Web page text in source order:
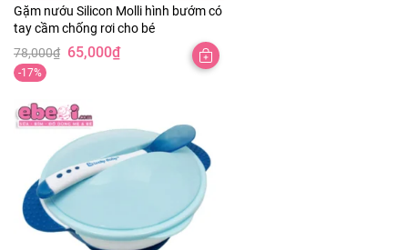
Gặm nướu Silicon Molli hình bướm có
tay cầm chống rơi cho bé
65,000₫
78,000₫
-17%